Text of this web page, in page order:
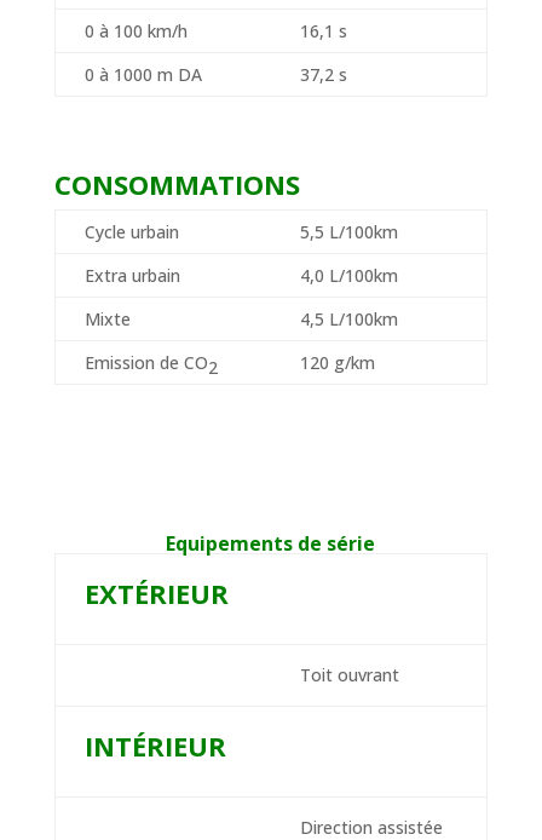
0 à 100 km/h
16,1 s
0 à 1000 m DA
37,2 s
CONSOMMATIONS
Cycle urbain
5,5 L/100km
Extra urbain
4,0 L/100km
Mixte
4,5 L/100km
Emission de CO2 120 g/km
Equipements de série
EXTÉRIEUR
Toit ouvrant
INTÉRIEUR
Direction assistée